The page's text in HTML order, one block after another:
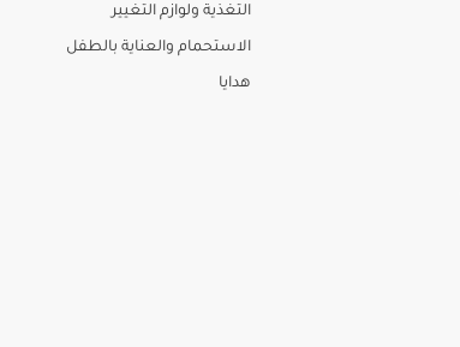
التغذية ولوازم التغيير
الاستحمام والعناية بالطفل
هدايا